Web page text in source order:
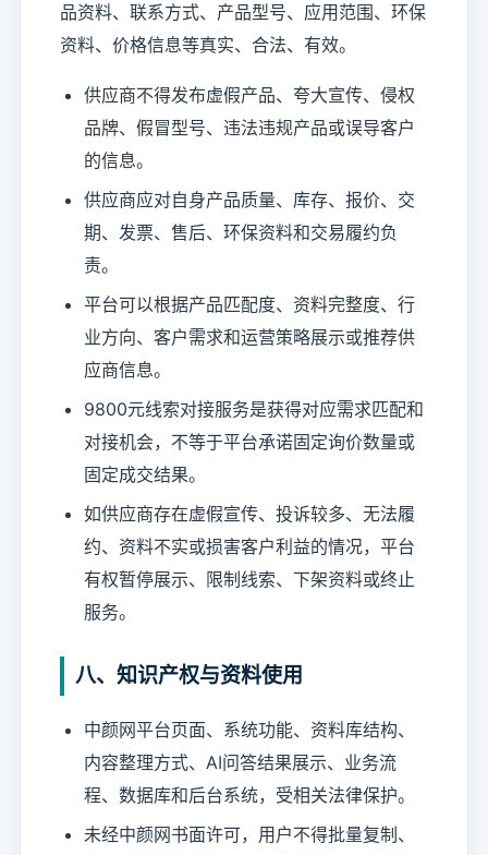
品资料、联系方式、产品型号、应用范围、环保
资料、价格信息等真实、合法、有效。
供应商不得发布虚假产品、夸大宣传、侵权
品牌、假冒型号、违法违规产品或误导客户
的信息。
供应商应对自身产品质量、库存、报价、交
期、发票、售后、环保资料和交易履约负
责。
平台可以根据产品匹配度、资料完整度、行
业方向、客户需求和运营策略展示或推荐供
应商信息。
9800元线索对接服务是获得对应需求匹配和
对接机会，不等于平台承诺固定询价数量或
固定成交结果。
如供应商存在虚假宣传、投诉较多、无法履
约、资料不实或损害客户利益的情况，平台
有权暂停展示、限制线索、下架资料或终止
服务。
八、知识产权与资料使用
中颜网平台页面、系统功能、资料库结构、
内容整理方式、AI问答结果展示、业务流
程、数据库和后台系统，受相关法律保护。
未经中颜网书面许可，用户不得批量复制、